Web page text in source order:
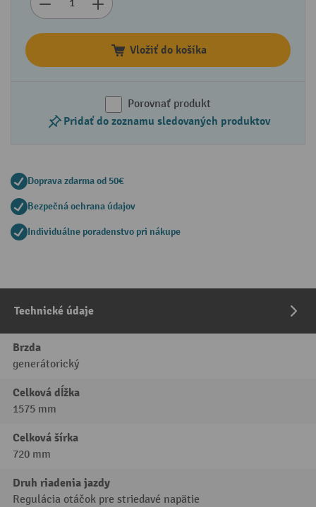
Vložiť do košíka
Porovnať produkt
Pridať do zoznamu sledovaných produktov
Doprava zdarma od 50€
Bezpečná ochrana údajov
Individuálne poradenstvo pri nákupe
Technické údaje
Brzda
generátorický
Celková dĺžka
1575 mm
Celková šírka
720 mm
Druh riadenia jazdy
Regulácia otáčok pre striedavé napätie